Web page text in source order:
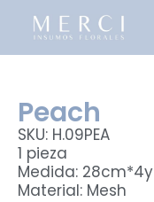
Peach
SKU: H.09PEA
1 pieza
Medida: 28cm*4y
Material: Mesh